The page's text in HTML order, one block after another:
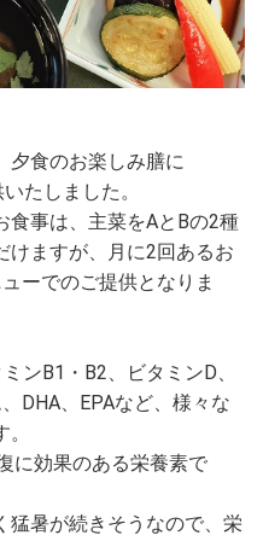
夕食のお楽しみ膳に
たしました。
食事は、主菜をAとBの2種
けますが、月に2回あるお
ーでのご提供となりま
ンB1・B2、ビタミンD、
DHA、EPAなど、様々な
に効果のある栄養素で
猛暑が続きそうなので、栄